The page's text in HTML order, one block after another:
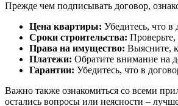
Прежде чем подписывать договор,
Цена квартиры: Убедитесь, что в
Сроки строительства:
Права на имущество: Выясните,
Платежи: Обратите внимание на
Гарантии: Убедитесь, что в
Важно также ознакомиться со всеми
остались вопросы или неясности –